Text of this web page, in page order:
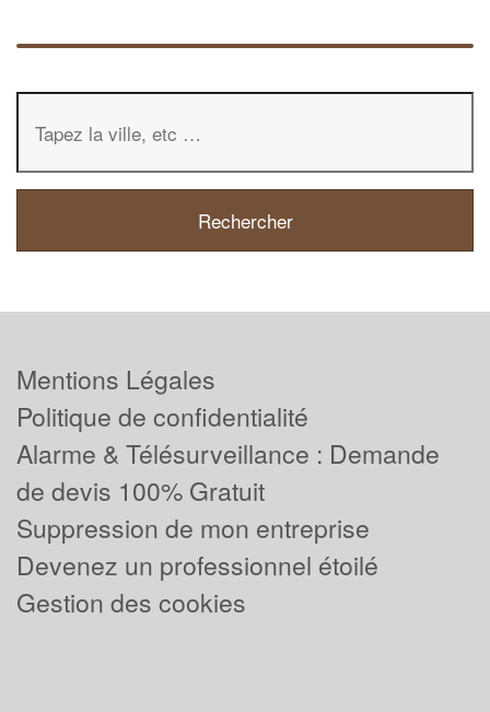
Mentions Légales
Politique de confidentialité
Alarme & Télésurveillance : Demande
de devis 100% Gratuit
Suppression de mon entreprise
Devenez un professionnel étoilé
Gestion des cookies